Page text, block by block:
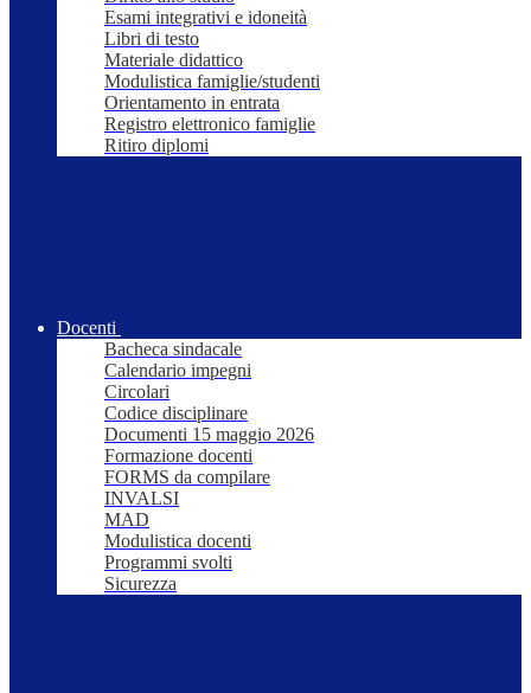
Esami integrativi e idoneità
Libri di testo
Materiale didattico
Modulistica famiglie/studenti
Orientamento in entrata
Registro elettronico famiglie
Ritiro diplomi
Docenti
Bacheca sindacale
Calendario impegni
Circolari
Codice disciplinare
Documenti 15 maggio 2026
Formazione docenti
FORMS da compilare
INVALSI
MAD
Modulistica docenti
Programmi svolti
Sicurezza